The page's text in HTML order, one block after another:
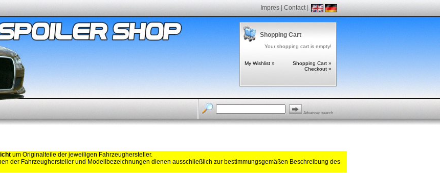
Impres Contact|
Shopping Cart
Your shopping cart is empty!
My Wishlist »
Shopping Cart »
Checkout »
Advanced search
um Originalteile der jeweiligen Fahrzeughersteller.
der Fahrzeughersteller und Modellbezeichnungen dienen ausschließlich zur bestimmungsgemäßen Beschreibung des